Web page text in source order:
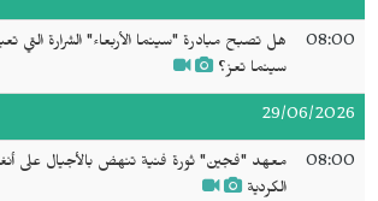
08:00
هل تصبح مبادرة "سينما الأربعاء" الشرارة التي
سينما تعز؟
29/06/2026
08:00
معهد "فجين" ثورة فنية تنهض بالأجيال على
الكردية